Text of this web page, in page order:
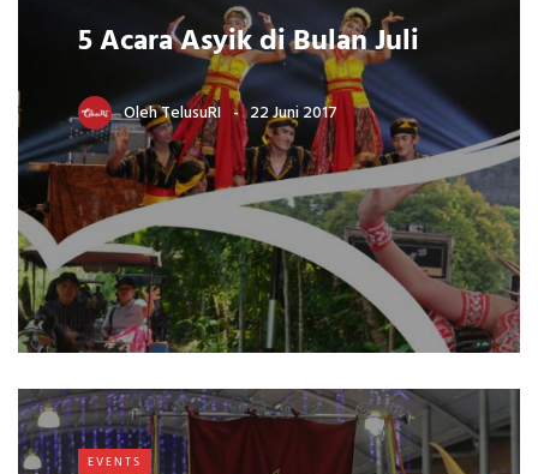
5 Acara Asyik di Bulan Juli
OlehTelusuRI 22 Juni 2017
EVENTS